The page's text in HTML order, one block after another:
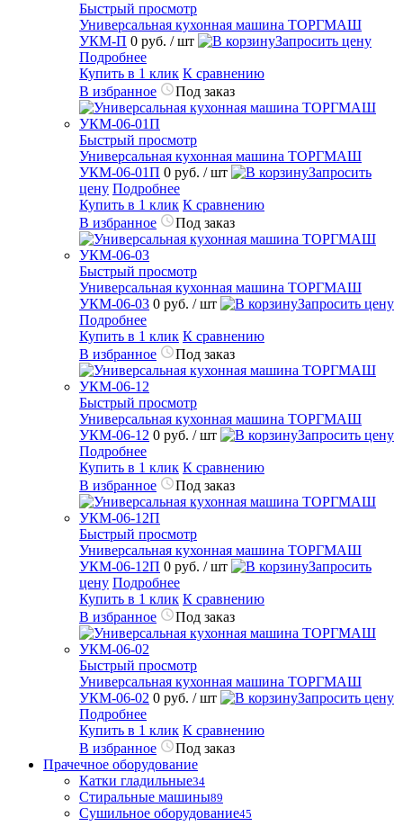
Быстрый просмотр
Универсальная кухонная машина ТОРГМАШ
УКМ-П 0 руб. / шт
Запросить цену
Подробнее
Купить в 1 клик К сравнению
В избранное
Под заказ
Быстрый просмотр
Универсальная кухонная машина ТОРГМАШ
УКМ-06-01П 0 руб. / шт
Запросить
цену Подробнее
Купить в 1 клик К сравнению
В избранное
Под заказ
Быстрый просмотр
Универсальная кухонная машина ТОРГМАШ
УКМ-06-03 0 руб. / шт
Запросить цену
Подробнее
Купить в 1 клик К сравнению
В избранное
Под заказ
Быстрый просмотр
Универсальная кухонная машина ТОРГМАШ
УКМ-06-12 0 руб. / шт
Запросить цену
Подробнее
Купить в 1 клик К сравнению
В избранное
Под заказ
Быстрый просмотр
Универсальная кухонная машина ТОРГМАШ
УКМ-06-12П 0 руб. / шт
Запросить
цену Подробнее
Купить в 1 клик К сравнению
В избранное
Под заказ
Быстрый просмотр
Универсальная кухонная машина ТОРГМАШ
УКМ-06-02 0 руб. / шт
Запросить цену
Подробнее
Купить в 1 клик К сравнению
В избранное
Под заказ
Прачечное оборудование
Катки гладильные34
Стиральные машины89
Сушильное оборудование45